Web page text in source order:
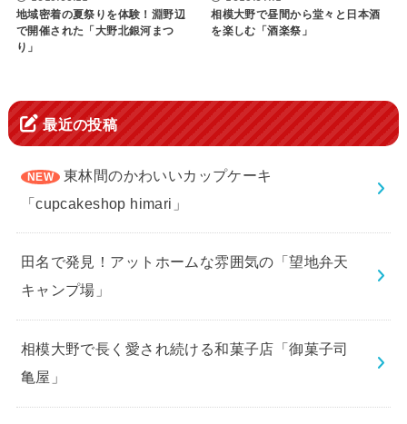
地域密着の夏祭りを体験！淵野辺
で開催された「大野北銀河まつ
り」
相模大野で昼間から堂々と日本酒
を楽しむ「酒楽祭」
最近の投稿
東林間のかわいいカップケーキ
「cupcakeshop himari」
田名で発見！アットホームな雰囲気の「望地弁天
キャンプ場」
相模大野で長く愛され続ける和菓子店「御菓子司
亀屋」